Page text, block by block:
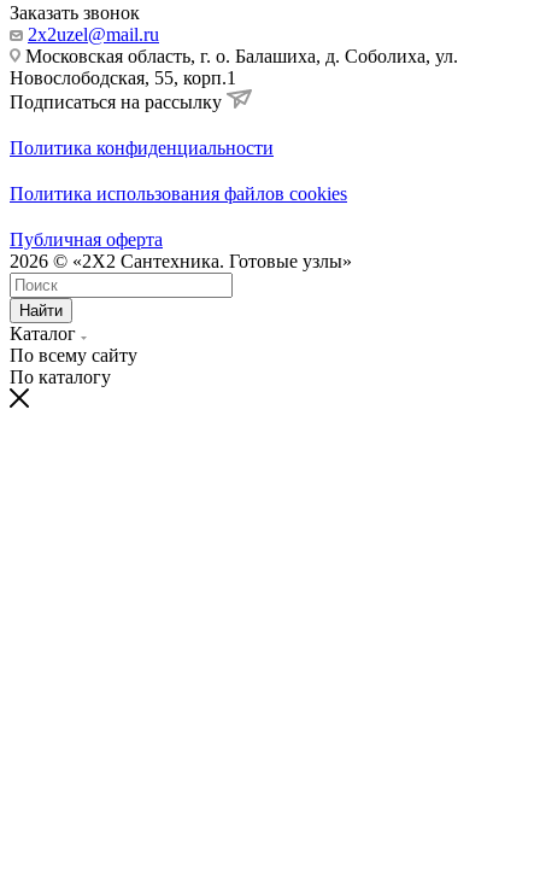
Заказать звонок
2x2uzel@mail.ru
Московская область, г. о. Балашиха, д. Соболиха, ул.
Новослободская, 55, корп.1
Подписаться на рассылку
Политика конфиденциальности
Политика использования файлов cookies
Публичная оферта
2026 © «2X2 Сантехника. Готовые узлы»
Найти
Каталог
По всему сайту
По каталогу